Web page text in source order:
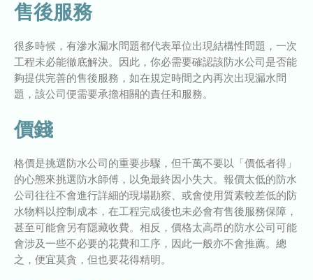
售後服務
很多時候，有滲水漏水問題都代表單位出現結構性問題，一次
工程未必能徹底解決。因此，你必需要確認該防水公司是否能
夠提供完善的售後服務，如在規定時間之內再次出現漏水問
題，該公司便需要承擔相關的責任和服務。
價錢
格價是挑選防水公司的重要步驟，但千萬不要以「價低者得」
的心態來挑選防水師傅，以免最終因小失大。報價太低的防水
公司往往不會進行詳細的現場勘察、或會使用質素較差低的防
水物料以控制成本，在工程完成後也未必會有售後服務保障，
甚至可能會另有隱藏收費。相反，價格太高昂的防水公司可能
會涉及一些不必要的花費和工序，因此一般亦不會推薦。總
之，便宜莫貪，但也要花得精明。